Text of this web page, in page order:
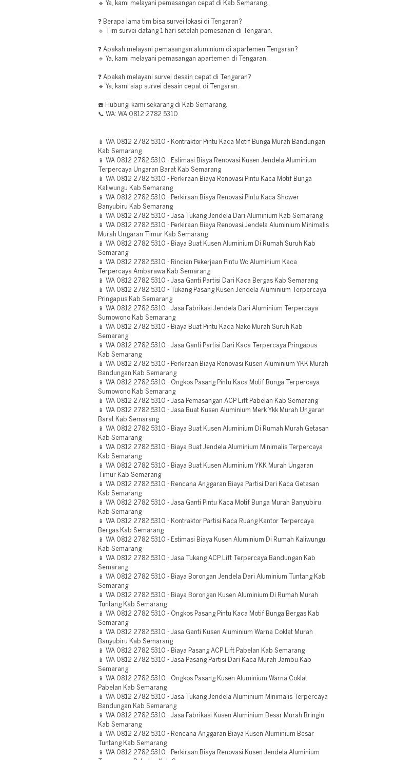
🔹 Ya, kami melayani pemasangan cepat di Kab Semarang.
❓ Berapa lama tim bisa survei lokasi di Tengaran?
🔹 Tim survei datang 1 hari setelah pemesanan di Tengaran.
❓ Apakah melayani pemasangan aluminium di apartemen Tengaran?
🔹 Ya, kami melayani pemasangan apartemen di Tengaran.
❓ Apakah melayani survei desain cepat di Tengaran?
🔹 Ya, kami siap survei desain cepat di Tengaran.
☎️ Hubungi kami sekarang di Kab Semarang.
📞 WA: WA 0812 2782 5310
📱 WA 0812 2782 5310 - Kontraktor Pintu Kaca Motif Bunga Murah Bandungan
Kab Semarang
📱 WA 0812 2782 5310 - Estimasi Biaya Renovasi Kusen Jendela Aluminium
Terpercaya Ungaran Barat Kab Semarang
📱 WA 0812 2782 5310 - Perkiraan Biaya Renovasi Pintu Kaca Motif Bunga
Kaliwungu Kab Semarang
📱 WA 0812 2782 5310 - Perkiraan Biaya Renovasi Pintu Kaca Shower
Banyubiru Kab Semarang
📱 WA 0812 2782 5310 - Jasa Tukang Jendela Dari Aluminium Kab Semarang
📱 WA 0812 2782 5310 - Perkiraan Biaya Renovasi Jendela Aluminium Minimalis
Murah Ungaran Timur Kab Semarang
📱 WA 0812 2782 5310 - Biaya Buat Kusen Aluminium Di Rumah Suruh Kab
Semarang
📱 WA 0812 2782 5310 - Rincian Pekerjaan Pintu Wc Aluminium Kaca
Terpercaya Ambarawa Kab Semarang
📱 WA 0812 2782 5310 - Jasa Ganti Partisi Dari Kaca Bergas Kab Semarang
📱 WA 0812 2782 5310 - Tukang Pasang Kusen Jendela Aluminium Terpercaya
Pringapus Kab Semarang
📱 WA 0812 2782 5310 - Jasa Fabrikasi Jendela Dari Aluminium Terpercaya
Sumowono Kab Semarang
📱 WA 0812 2782 5310 - Biaya Buat Pintu Kaca Nako Murah Suruh Kab
Semarang
📱 WA 0812 2782 5310 - Jasa Ganti Partisi Dari Kaca Terpercaya Pringapus
Kab Semarang
📱 WA 0812 2782 5310 - Perkiraan Biaya Renovasi Kusen Aluminium YKK Murah
Bandungan Kab Semarang
📱 WA 0812 2782 5310 - Ongkos Pasang Pintu Kaca Motif Bunga Terpercaya
Sumowono Kab Semarang
📱 WA 0812 2782 5310 - Jasa Pemasangan ACP Lift Pabelan Kab Semarang
📱 WA 0812 2782 5310 - Jasa Buat Kusen Aluminium Merk Ykk Murah Ungaran
Barat Kab Semarang
📱 WA 0812 2782 5310 - Biaya Buat Kusen Aluminium Di Rumah Murah Getasan
Kab Semarang
📱 WA 0812 2782 5310 - Biaya Buat Jendela Aluminium Minimalis Terpercaya
Kab Semarang
📱 WA 0812 2782 5310 - Biaya Buat Kusen Aluminium YKK Murah Ungaran
Timur Kab Semarang
📱 WA 0812 2782 5310 - Rencana Anggaran Biaya Partisi Dari Kaca Getasan
Kab Semarang
📱 WA 0812 2782 5310 - Jasa Ganti Pintu Kaca Motif Bunga Murah Banyubiru
Kab Semarang
📱 WA 0812 2782 5310 - Kontraktor Partisi Kaca Ruang Kantor Terpercaya
Bergas Kab Semarang
📱 WA 0812 2782 5310 - Estimasi Biaya Kusen Aluminium Di Rumah Kaliwungu
Kab Semarang
📱 WA 0812 2782 5310 - Jasa Tukang ACP Lift Terpercaya Bandungan Kab
Semarang
📱 WA 0812 2782 5310 - Biaya Borongan Jendela Dari Aluminium Tuntang Kab
Semarang
📱 WA 0812 2782 5310 - Biaya Borongan Kusen Aluminium Di Rumah Murah
Tuntang Kab Semarang
📱 WA 0812 2782 5310 - Ongkos Pasang Pintu Kaca Motif Bunga Bergas Kab
Semarang
📱 WA 0812 2782 5310 - Jasa Ganti Kusen Aluminium Warna Coklat Murah
Banyubiru Kab Semarang
📱 WA 0812 2782 5310 - Biaya Pasang ACP Lift Pabelan Kab Semarang
📱 WA 0812 2782 5310 - Jasa Pasang Partisi Dari Kaca Murah Jambu Kab
Semarang
📱 WA 0812 2782 5310 - Ongkos Pasang Kusen Aluminium Warna Coklat
Pabelan Kab Semarang
📱 WA 0812 2782 5310 - Jasa Tukang Jendela Aluminium Minimalis Terpercaya
Bandungan Kab Semarang
📱 WA 0812 2782 5310 - Jasa Fabrikasi Kusen Aluminium Besar Murah Bringin
Kab Semarang
📱 WA 0812 2782 5310 - Rencana Anggaran Biaya Kusen Aluminium Besar
Tuntang Kab Semarang
📱 WA 0812 2782 5310 - Perkiraan Biaya Renovasi Kusen Jendela Aluminium